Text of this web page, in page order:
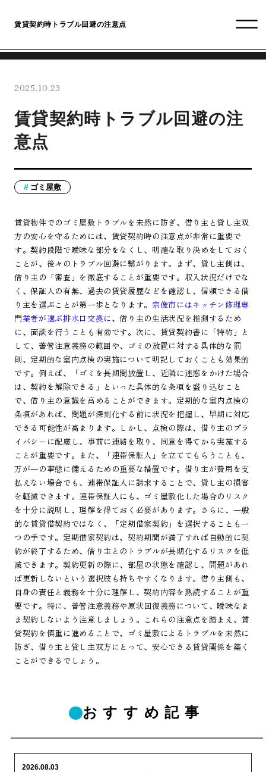
賃貸契約時トラブル回避の注意点
2025.10.23
賃貸契約時トラブル回避の注
意点
ゴミ屋敷
賃貸物件でのゴミ屋敷トラブルを未然に防ぎ、借り主と貸し主双
方の安心を守るためには、賃貸契約時の注意点が非常に重要で
す。契約段階で曖昧な部分をなくし、明確な取り決めをしておく
ことが、後々のトラブル回避に繋がります。まず、貸し主側は、
借り主の「審査」を徹底することが重要です。収入状況だけでな
く、保証人の有無、過去の賃貸履歴などを確認し、信頼できる借
り主を選ぶことが第一歩となります。宗像市にはキッチン修理専
門業者が選ぶ排水口交換に、借り主の生活状況を推測するため
に、面談を行うことも有効です。次に、賃貸契約書に「特約」と
して、善管注意義務の範囲や、ゴミの放置に対する具体的な罰
則、定期的な室内点検の実施について明記しておくことも効果的
です。例えば、「ゴミを長期間放置し、近隣に迷惑をかけた場合
は、契約を解除できる」といった具体的な条項を盛り込むこと
で、借り主の意識を高めることができます。定期的な室内点検の
条項があれば、問題が深刻化する前に状況を把握し、早期に対応
できる可能性が高まります。しかし、点検の際は、借り主のプラ
イバシーに配慮し、事前に連絡を取り、同意を得てから実施する
ことが重要です。また、「連帯保証人」を立ててもらうことも、
万が一の事態に備えるための重要な措置です。借り主が費用を支
払えない場合でも、連帯保証人に請求することで、貸し主の損害
を軽減できます。連帯保証人にも、ゴミ屋敷化した場合のリスク
を十分に説明し、理解を得ておく必要があります。さらに、一般
的な賃貸借契約ではなく、「定期借家契約」を選択することも一
つの手です。定期借家契約は、契約期間が満了すれば自動的に契
約が終了するため、借り主とのトラブルが長期化するリスクを低
減できます。契約更新の際に、部屋の状態を確認し、問題があれ
ば更新しないという選択肢も持ちやすくなります。借り主側も、
自身の責任と義務を十分に理解し、契約内容を熟読することが重
要です。特に、善管注意義務や原状回復義務について、曖昧なま
ま契約しないよう注意しましょう。これらの注意点を踏まえ、賃
貸契約を慎重に進めることで、ゴミ屋敷によるトラブルを未然に
防ぎ、借り主と貸し主双方にとって、安心できる賃貸関係を築く
ことができるでしょう。
おすすめ記事
2026.08.03